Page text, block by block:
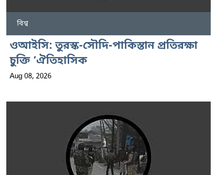
বিশ্ব
ওআইসি: তুরস্ক-সৌদি-পাকিস্তান প্রতিরক্ষা
চুক্তি ‘ঐতিহাসিক
Aug 08, 2026